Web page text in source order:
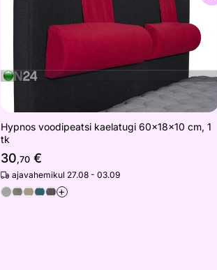
Hypnos voodipeatsi kaelatugi 60x18x10 cm, 1
tk
30,70€
ajavahemikul 27.08 - 03.09
+